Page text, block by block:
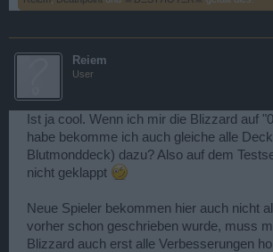
Reiem
User
Ist ja cool. Wenn ich mir die Blizzard auf
habe bekomme ich auch gleiche alle
Blutmonddeck) dazu? Also auf dem
nicht geklappt
Neue Spieler bekommen hier auch nicht
vorher schon geschrieben wurde, muss
Blizzard auch erst alle Verbesserungen